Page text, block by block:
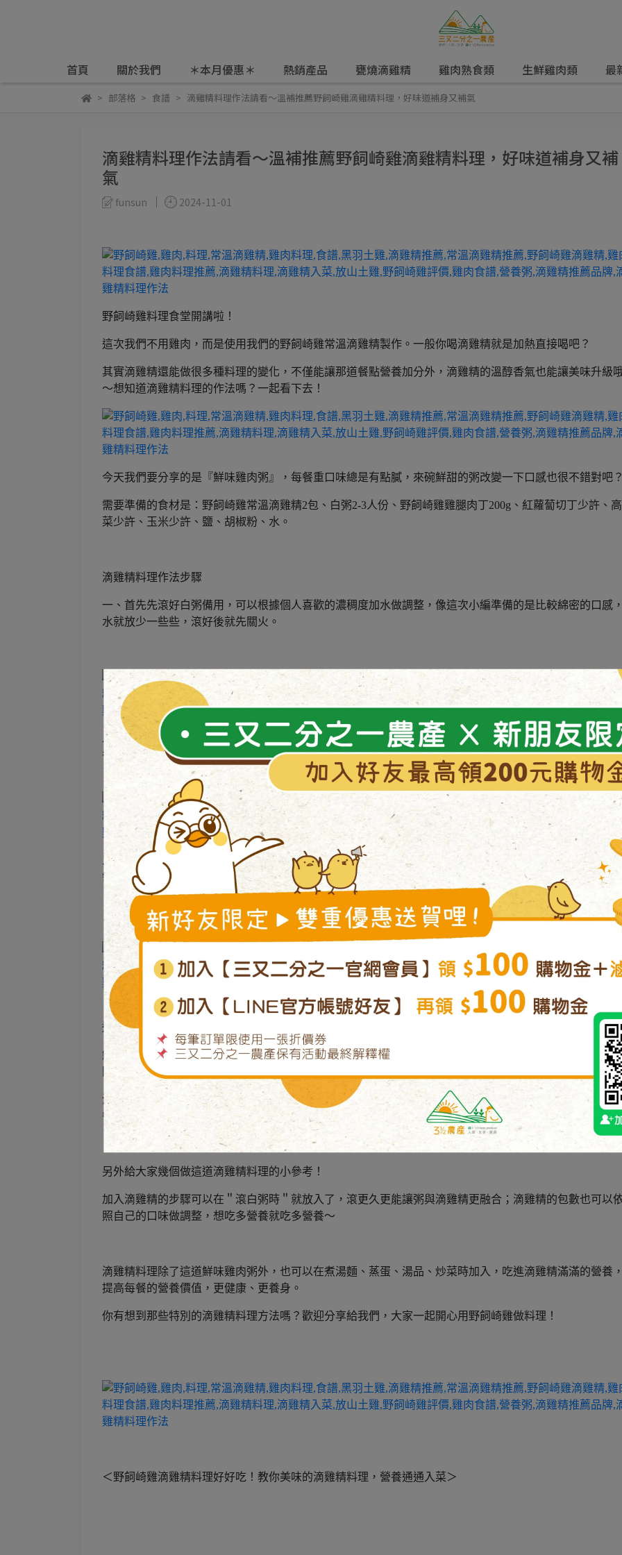
首頁 關於我們 ＊本月優惠＊ 熱銷產品 甕燒滴雞精 雞肉熟食類 生鮮雞肉類 最
部落格 食譜 滴雞精料理作法請看～溫補推薦野飼崎雞滴雞精料理，好味道補身又補氣
滴雞精料理作法請看～溫補推薦野飼崎雞滴雞精料理，好味道補身又補
氣
funsun 2024-11-01
野飼崎雞料理食堂開講啦！
這次我們不用雞肉，而是使用我們的野飼崎雞常溫滴雞精製作。一般你喝滴雞精就是加熱直接喝吧？
其實滴雞精還能做很多種料理的變化，不僅能讓那道餐點營養加分外，滴雞精的溫醇香氣也能讓美味升級
～想知道滴雞精料理的作法嗎？一起看下去！
今天我們要分享的是『鮮味雞肉粥』，每餐重口味總是有點膩，來碗鮮甜的粥改變一下口感也很不錯對吧
需要準備的食材是：野飼崎雞常溫滴雞精2包、白粥2-3人份、野飼崎雞雞腿肉丁200g、紅蘿蔔切丁少許、
菜少許、玉米少許、鹽、胡椒粉、水。
滴雞精料理作法步驟
一、首先先滾好白粥備用，可以根據個人喜歡的濃稠度加水做調整，像這次小編準備的是比較綿密的口感
水就放少一些些，滾好後就先關火。
二、準備另一個鍋子放油，將雞腿肉丁和紅蘿蔔丁拌炒一下後，放入切好的高麗菜。經過炒過後雞腿肉丁
香氣會更突出，蔬菜的甜味也可以更出來。
三、放入剛剛滾好的白粥，稍微滾一下後放入野飼崎雞常溫滴雞精、玉米，因為滴雞精是沒有調味的，所
需要加點鹽或是胡椒提味，小火滾一下就可以上桌囉！
這道滴雞精料理很簡單吧？
鮮味雞肉粥有滴雞精的營養、美味鮮嫩的雞腿肉還是蔬菜的甜，滾得綿綿密密的粥吃進嘴裡入口即化，仔
聞香一下，還有我們野飼崎雞滴雞精獨有的甕燒香氣！
清淡甘甜的口味平衡一下每天重油重鹹的外食口味，不管是長輩、大人、小朋友都很適合吃，當作全家的
餐最棒啦～
另外給大家幾個做這道滴雞精料理的小參考！
加入滴雞精的步驟可以在＂滾白粥時＂就放入了，滾更久更能讓粥與滴雞精更融合；滴雞精的包數也可以
照自己的口味做調整，想吃多營養就吃多營養～
滴雞精料理除了這道鮮味雞肉粥外，也可以在煮湯麵、蒸蛋、湯品、炒菜時加入，吃進滴雞精滿滿的營養
提高每餐的營養價值，更健康、更養身。
你有想到那些特別的滴雞精料理方法嗎？歡迎分享給我們，大家一起開心用野飼崎雞做料理！
＜野飼崎雞滴雞精料理好好吃！教你美味的滴雞精料理，營養通通入菜＞